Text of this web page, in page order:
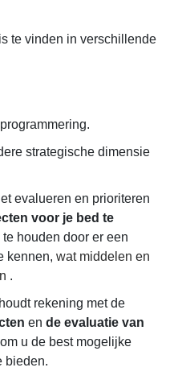
te vinden in verschillende
strategische dimensie
evalueren en prioriteren
voor je bed te
houden door er een
kennen, wat middelen en
.
rekening met de
en de evaluatie van
u de best mogelijke
bieden.